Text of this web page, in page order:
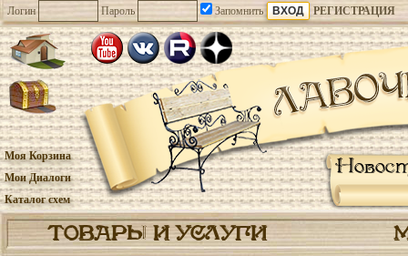
Логин Пароль Запомнить РЕГИСТРАЦИЯ
Моя Корзина
Мои Диалоги
Каталог схем
ТОВАРЫ И УСЛУГИ